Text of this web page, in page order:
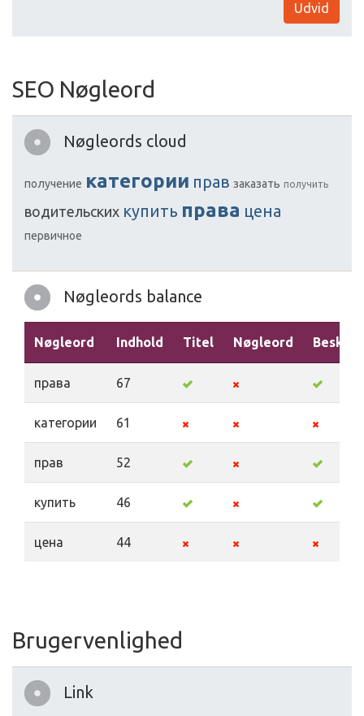
Udvid
SEO Nøgleord
Nøgleords cloud
получение категории прав заказать получить
водительских купить права цена
первичное
Nøgleords balance
Nøgleord Indhold Titel Nøgleord
права 67
категории 61
прав 52
купить 46
цена 44
Brugervenlighed
Link